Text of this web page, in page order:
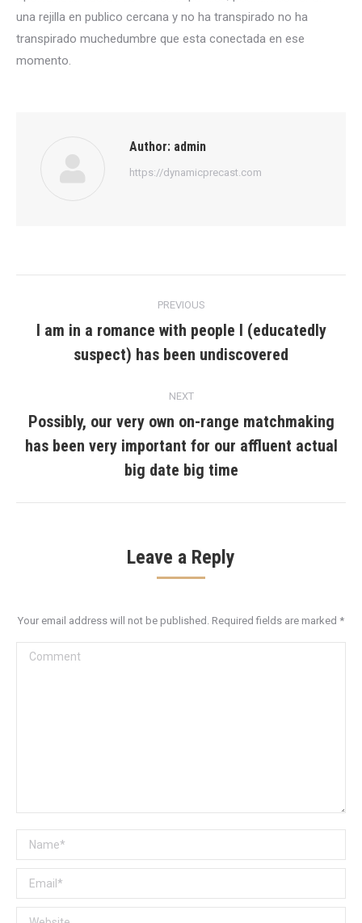
una rejilla en publico cercana y no ha transpirado no ha
transpirado muchedumbre que esta conectada en ese
momento.
Author: admin
https://dynamicprecast.com
navigation
PREVIOUS
Previous
post:
I am in a romance with people I (educatedly
suspect) has been undiscovered
NEXT
Next
post:
Possibly, our very own on-range matchmaking
has been very important for our affluent actual
big date big time
Leave a Reply
Your email address will not be published. Required fields are marked *
Comment
Name *
Email *
Website